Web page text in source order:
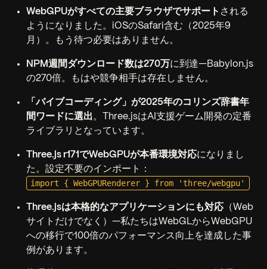
WebGPUがすべての主要ブラウザでサポート される
ようになりました。iOSのSafari含む（2025年9
月）。もう待つ必要はありません。
NPM週間ダウンロード数は270万 に到達—Babylon.js
の270倍。もはや競争相手は存在しません。
「バイブコーディング」が2025年のコリンズ辞書年
間ワードに選出。Three.jsはAI支援ゲーム開発の定番
ライブラリとなっています。
Three.js r171でWebGPUが本番環境対応になりまし
た。設定不要のインポート：
import { WebGPURenderer } from 'three/webgpu'
Three.jsは本格的なアプリケーションにも対応 （Web
サイトだけでなく）—私たちはWebGLからWebGPU
への移行で100倍のパフォーマンス向上を達成した事
例があります。